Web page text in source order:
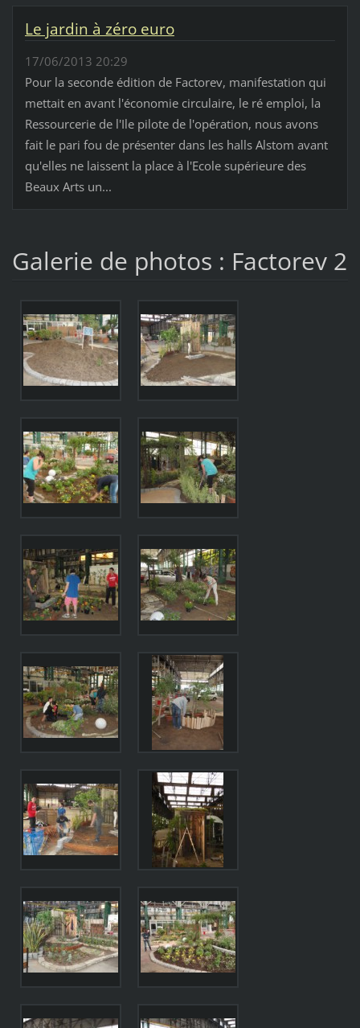
Le jardin à zéro euro
17/06/2013 20:29
Pour la seconde édition de Factorev, manifestation qui
mettait en avant l'économie circulaire, le ré emploi, la
Ressourcerie de l'Ile pilote de l'opération, nous avons
fait le pari fou de présenter dans les halls Alstom avant
qu'elles ne laissent la place à l'Ecole supérieure des
Beaux Arts un...
Galerie de photos : Factorev 2